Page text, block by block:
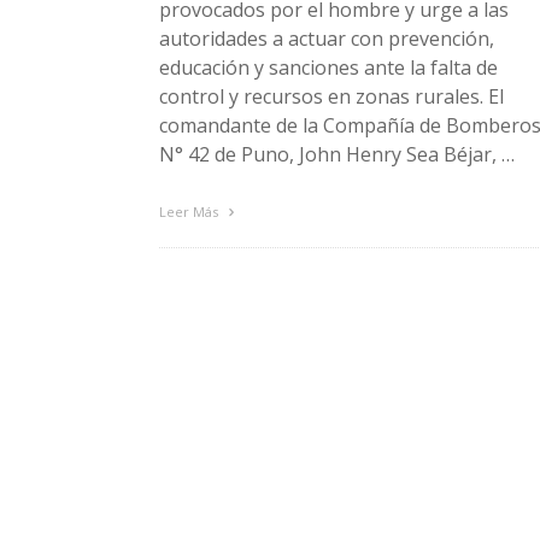
provocados por el hombre y urge a las
autoridades a actuar con prevención,
educación y sanciones ante la falta de
control y recursos en zonas rurales. El
comandante de la Compañía de Bomberos
N° 42 de Puno, John Henry Sea Béjar, …
Leer Más